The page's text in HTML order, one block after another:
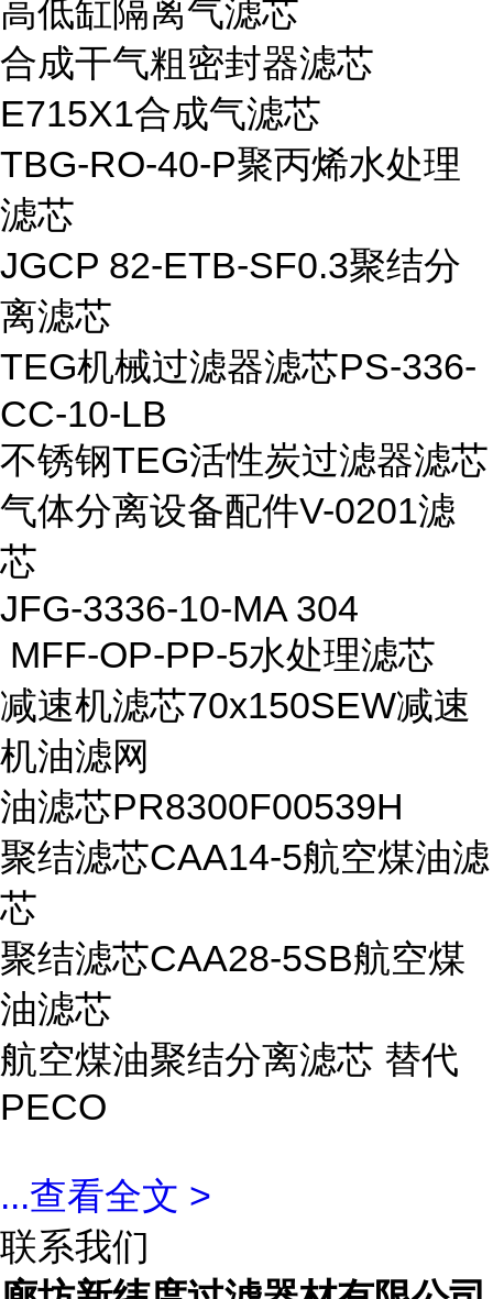
高低缸隔离气滤芯
合成干气粗密封器滤芯
E715X1合成气滤芯
TBG-RO-40-P聚丙烯水处理
滤芯
JGCP 82-ETB-SF0.3聚结分
离滤芯
TEG机械过滤器滤芯PS-336-
CC-10-LB
不锈钢TEG活性炭过滤器滤芯
气体分离设备配件V-0201滤
芯
JFG-3336-10-MA 304
MFF-OP-PP-5水处理滤芯
减速机滤芯70x150SEW减速
机油滤网
油滤芯PR8300F00539H
聚结滤芯CAA14-5航空煤油滤
芯
聚结滤芯CAA28-5SB航空煤
油滤芯
航空煤油聚结分离滤芯 替代
PECO
...查看全文 >
联系我们